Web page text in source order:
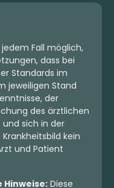
Fall möglich,
dass bei
Standards im
jeweiligen Stand
der
des ärztlichen
und sich in der
kein
und Patient
Hinweise:Diese